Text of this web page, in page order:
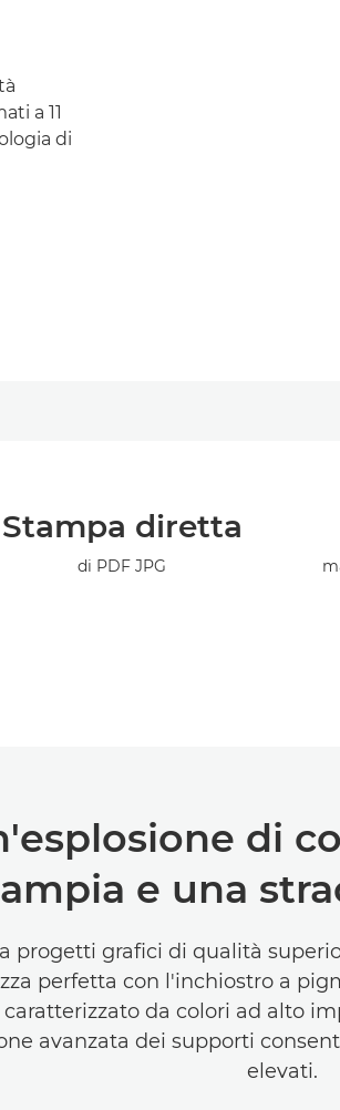
a 11
di
Stampa diretta
di PDF JPG
di
e una
progetti grafici di qualità
perfetta con l'inchiostro a
caratterizzato da colori ad alto
avanzata dei supporti
elevati.